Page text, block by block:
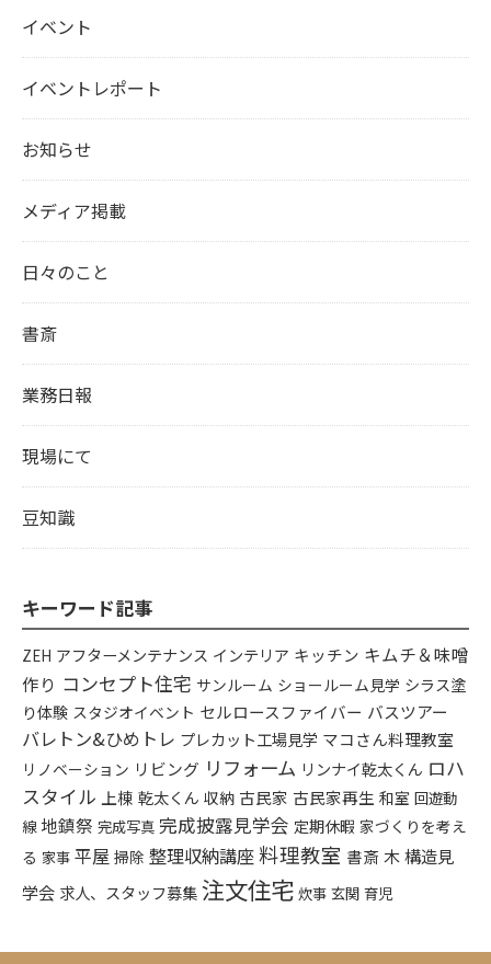
イベント
イベントレポート
お知らせ
メディア掲載
日々のこと
書斎
業務日報
現場にて
豆知識
キーワード記事
ZEH アフターメンテナンス インテリア キッチン キムチ＆味噌
作り コンセプト住宅 サンルーム ショールーム見学 シラス塗
り体験 スタジオイベント セルロースファイバー バスツアー
バレトン&ひめトレ プレカット工場見学 マコさん料理教室
リノベーション リビング リフォーム リンナイ乾太くん ロハ
スタイル 上棟 乾太くん 収納 古民家 古民家再生 和室 回遊動
線 地鎮祭 完成写真 完成披露見学会 定期休暇 家づくりを考え
る 家事 平屋 掃除 整理収納講座料理教室 書斎 木構造見
学会 求人、スタッフ募集注文住宅 炊事 玄関 育児